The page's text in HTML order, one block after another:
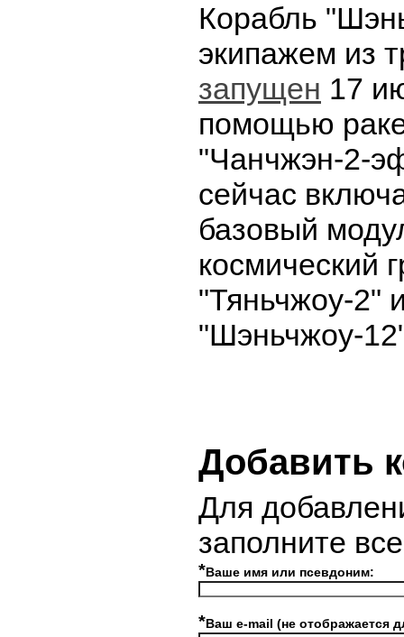
Корабль
экипажем из
запущен 17
помощью
"Чанчжэн-2-
сейчас
базовый
космический
"Тяньчжоу-2"
"Шэньчжоу-
Добавить
Для
заполните
*Ваше имя или псевдоним:
*Ваш e-mail (не отображается